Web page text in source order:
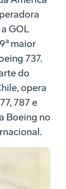
GOL
maior
737.
do
opera
787 e
Boeing no